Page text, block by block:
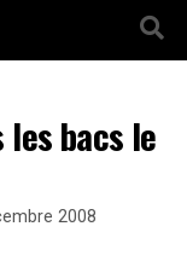
les bacs le
2008